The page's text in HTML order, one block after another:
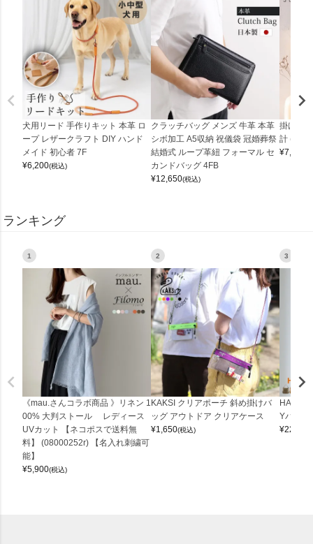
犬用リード 手作りキット 本革 ロ
ープ レザークラフト DIY ハンド
メイド 初心者 7F
¥6,200(税込)
クラッチバッグ メンズ 牛革 本革
シボ加工 A5収納 祝儀袋 冠婚葬祭
結婚式 ループ革紐 フォーマル セ
カンドバッグ 4FB
¥12,650(税込)
掛け時
計
¥7,150
ランキング
1
《mau.さんコラボ商品 》リネン 1
00% 大判ストール レディース
UVカット 【ネコポスで送料無
料】 (08000252r) 【名入れ刺繍可
能】
¥5,900(税込)
2
KAKSI クリアポーチ 斜め掛けバ
ッグ アウトドア クリアケース
¥1,650(税込)
3
Yバッグ
¥22,000